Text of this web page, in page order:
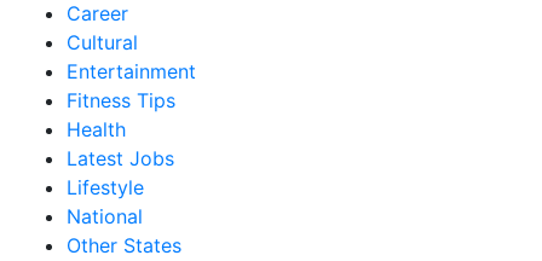
Career
Cultural
Entertainment
Fitness Tips
Health
Latest Jobs
Lifestyle
National
Other States